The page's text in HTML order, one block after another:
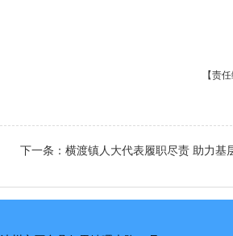
【责
下一条： 横渡镇人大代表履职尽责 助力基